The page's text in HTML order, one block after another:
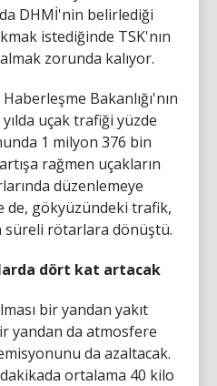
DHMİ'nin belirlediği
istediğinde TSK'nın
zorunda kalıyor.
Bakanlığı'nın
uçak trafiği yüzde
1 milyon 376 bin
rağmen uçakların
düzenlemeye
de, gökyüzündeki trafik,
süreli rötarlara dönüştü.
dört kat artacak
bir yandan yakıt
yandan da atmosfere
da azaltacak.
ortalama 40 kilo